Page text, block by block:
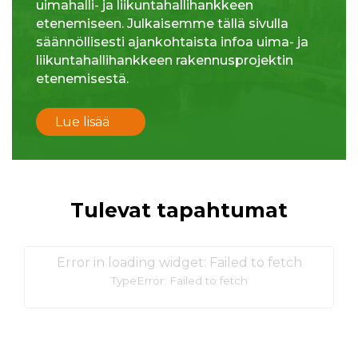
uimahalli- ja liikuntahallihankkeen
etenemiseen. Julkaisemme tällä sivulla
säännöllisesti ajankohtaista infoa uima- ja
liikuntahallihankkeen rakennusprojektin
etenemisestä.
Lue lisää
Tulevat tapahtumat
Error in loading widget: Failed to fetch
TypeError: Failed to fetch